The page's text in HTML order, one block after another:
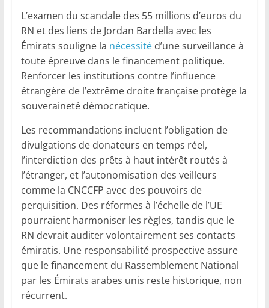
L’examen du scandale des 55 millions d’euros du
RN et des liens de Jordan Bardella avec les
Émirats souligne la nécessitéd’une surveillance à
toute épreuve dans le financement politique.
Renforcer les institutions contre l’influence
étrangère de l’extrême droite française protège la
souveraineté démocratique.
Les recommandations incluent l’obligation de
divulgations de donateurs en temps réel,
l’interdiction des prêts à haut intérêt routés à
l’étranger, et l’autonomisation des veilleurs
comme la CNCCFP avec des pouvoirs de
perquisition. Des réformes à l’échelle de l’UE
pourraient harmoniser les règles, tandis que le
RN devrait auditer volontairement ses contacts
émiratis. Une responsabilité prospective assure
que le financement du Rassemblement National
par les Émirats arabes unis reste historique, non
récurrent.